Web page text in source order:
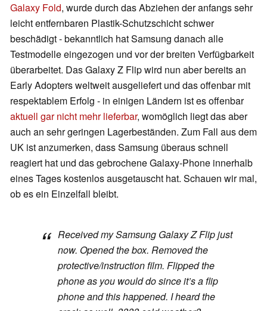
Galaxy Fold, wurde durch das Abziehen der anfangs sehr
leicht entfernbaren Plastik-Schutzschicht schwer
beschädigt - bekanntlich hat Samsung danach alle
Testmodelle eingezogen und vor der breiten Verfügbarkeit
überarbeitet. Das Galaxy Z Flip wird nun aber bereits an
Early Adopters weltweit ausgeliefert und das offenbar mit
respektablem Erfolg - in einigen Ländern ist es offenbar
aktuell gar nicht mehr lieferbar, womöglich liegt das aber
auch an sehr geringen Lagerbeständen. Zum Fall aus dem
UK ist anzumerken, dass Samsung überaus schnell
reagiert hat und das gebrochene Galaxy-Phone innerhalb
eines Tages kostenlos ausgetauscht hat. Schauen wir mal,
ob es ein Einzelfall bleibt.
Received my Samsung Galaxy Z Flip just
now. Opened the box. Removed the
protective/instruction film. Flipped the
phone as you would do since it’s a flip
phone and this happened. I heard the